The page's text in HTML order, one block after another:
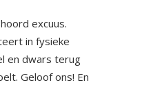
excuus.
in fysieke
en dwars terug
Geloof ons! En